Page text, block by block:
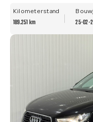
Kilometerstand
189.251 km 25-02-